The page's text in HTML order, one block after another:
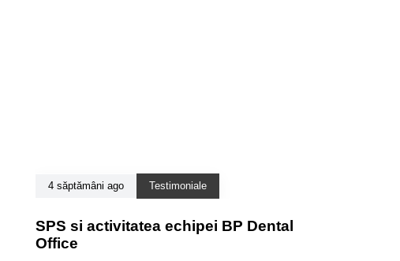
4 săptămâni ago Testimoniale
SPS si activitatea echipei BP Dental
Office